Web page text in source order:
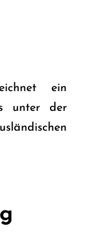
ein
unter der